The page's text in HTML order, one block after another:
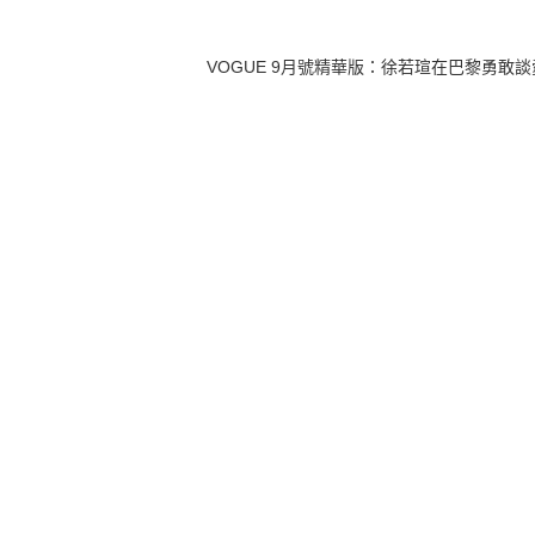
VOGUE 9月號精華版：徐若瑄在巴黎勇敢談